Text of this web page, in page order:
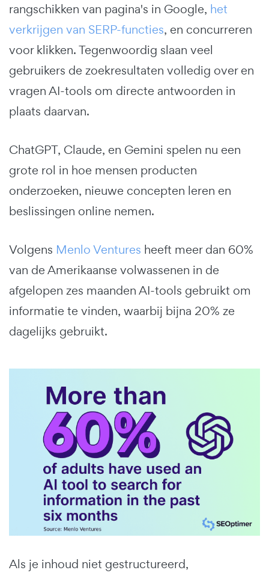
rangschikken van pagina's in Google, het
verkrijgen van SERP-functies, en concurreren
voor klikken. Tegenwoordig slaan veel
gebruikers de zoekresultaten volledig over en
vragen AI-tools om directe antwoorden in
plaats daarvan.
ChatGPT, Claude, en Gemini spelen nu een
grote rol in hoe mensen producten
onderzoeken, nieuwe concepten leren en
beslissingen online nemen.
Volgens Menlo Ventures heeft meer dan 60%
van de Amerikaanse volwassenen in de
afgelopen zes maanden AI-tools gebruikt om
informatie te vinden, waarbij bijna 20% ze
dagelijks gebruikt.
Als je inhoud niet gestructureerd,